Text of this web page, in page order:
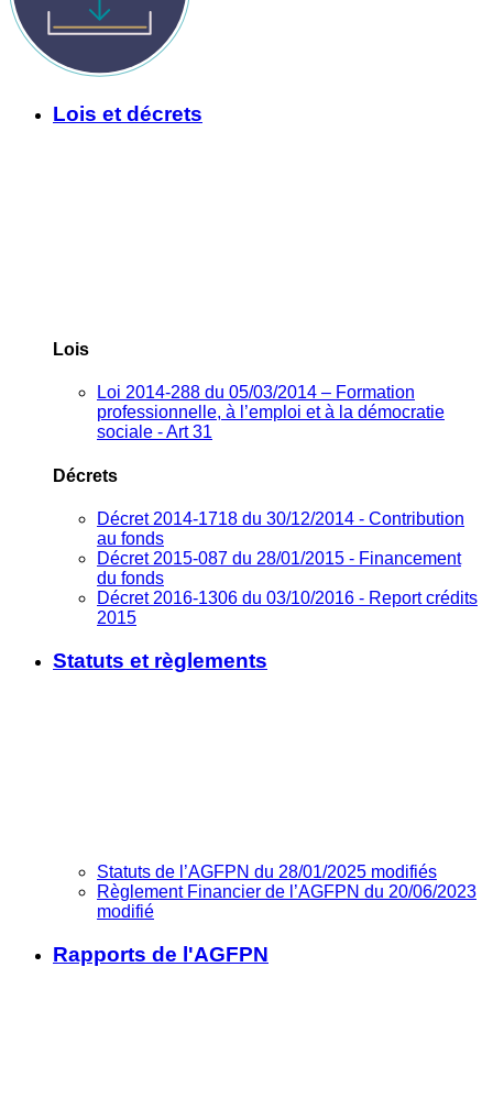
Lois et décrets
Lois
Loi 2014-288 du 05/03/2014 – Formation
professionnelle, à l’emploi et à la démocratie
sociale - Art 31
Décrets
Décret 2014-1718 du 30/12/2014 - Contribution
au fonds
Décret 2015-087 du 28/01/2015 - Financement
du fonds
Décret 2016-1306 du 03/10/2016 - Report crédits
2015
Statuts et règlements
Statuts de l’AGFPN du 28/01/2025 modifiés
Règlement Financier de l’AGFPN du 20/06/2023
modifié
Rapports de l'AGFPN